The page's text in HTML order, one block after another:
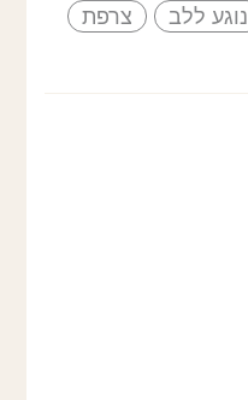
נוגע ללב
צרפת